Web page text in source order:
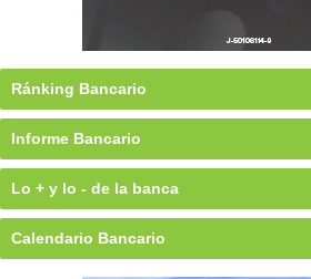
Ránking Bancario
Informe Bancario
Lo + y lo - de la banca
Calendario Bancario